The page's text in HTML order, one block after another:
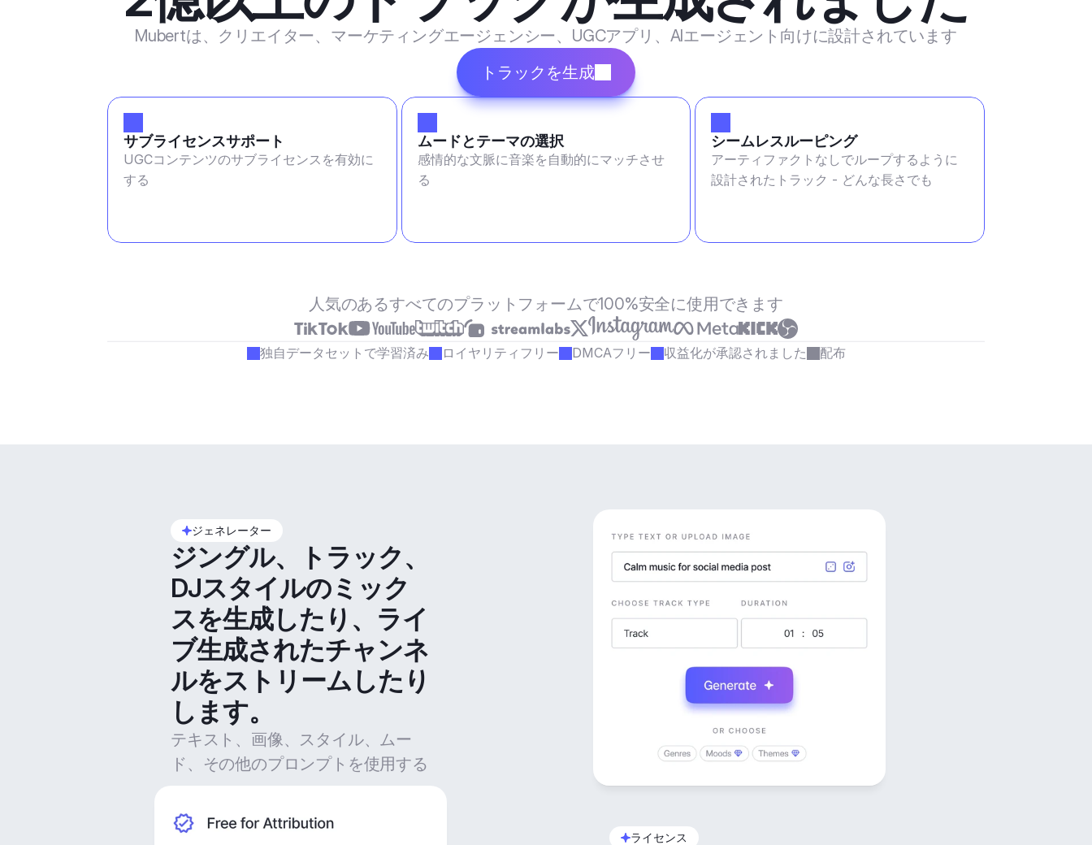
Mubertは、クリエイター、マーケティングエージェンシー、UGCアプリ、AIエージェント向けに設計されています
トラックを生成
サブライセンスサポート
UGCコンテンツのサブライセンスを有効に
する
ムードとテーマの選択
感情的な文脈に音楽を自動的にマッチさせ
る
シームレスルーピング
アーティファクトなしでループするように
設計されたトラック - どんな長さでも
人気のあるすべてのプラットフォームで100%安全に使用できます
独自データセットで学習済み ロイヤリティフリー DMCAフリー 収益化が承認されました 配布
ジェネレーター
ジングル、トラック、
DJスタイルのミック
スを生成したり、ライ
ブ生成されたチャンネ
ルをストリームしたり
します。
テキスト、画像、スタイル、ムー
ド、その他のプロンプトを使用する
ライセンス